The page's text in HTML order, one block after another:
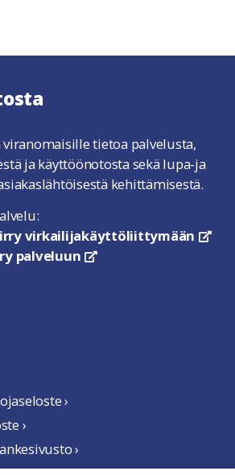
tietoa palvelusta,
ja käyttöönotosta sekä lupa-ja
kehittämisestä.
virkailijakäyttöliittymään
palveluun linkki avautuu uuteen
›
›
›